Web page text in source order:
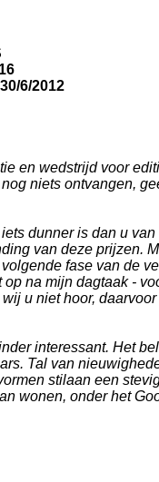
6/2012
en wedstrijd voor
niets ontvangen,
dunner is dan u
van deze prijzen.
fase van de
na mijn dagtaak -
u niet hoor,
interessant. Het
Tal van
stilaan een
wonen, onder het